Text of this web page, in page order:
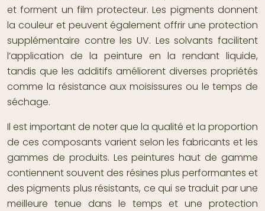
et forment un film protecteur. Les pigments donnent
la couleur et peuvent également offrir une protection
supplémentaire contre les UV. Les solvants facilitent
l’application de la peinture en la rendant liquide,
tandis que les additifs améliorent diverses propriétés
comme la résistance aux moisissures ou le temps de
séchage.
Il est important de noter que la qualité et la proportion
de ces composants varient selon les fabricants et les
gammes de produits. Les peintures haut de gamme
contiennent souvent des résines plus performantes et
des pigments plus résistants, ce qui se traduit par une
meilleure tenue dans le temps et une protection